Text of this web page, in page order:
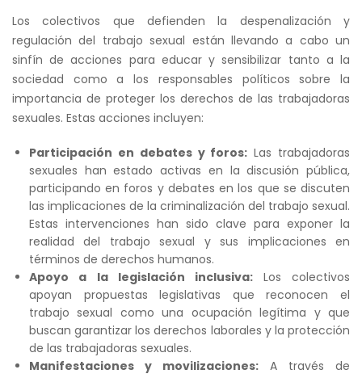
Los colectivos que defienden la despenalización y
regulación del trabajo sexual están llevando a cabo un
sinfín de acciones para educar y sensibilizar tanto a la
sociedad como a los responsables políticos sobre la
importancia de proteger los derechos de las trabajadoras
sexuales. Estas acciones incluyen:
Participación en debates y foros: Las trabajadoras
sexuales han estado activas en la discusión pública,
participando en foros y debates en los que se discuten
las implicaciones de la criminalización del trabajo sexual.
Estas intervenciones han sido clave para exponer la
realidad del trabajo sexual y sus implicaciones en
términos de derechos humanos.
Apoyo a la legislación inclusiva: Los colectivos
apoyan propuestas legislativas que reconocen el
trabajo sexual como una ocupación legítima y que
buscan garantizar los derechos laborales y la protección
de las trabajadoras sexuales.
Manifestaciones y movilizaciones: A través de